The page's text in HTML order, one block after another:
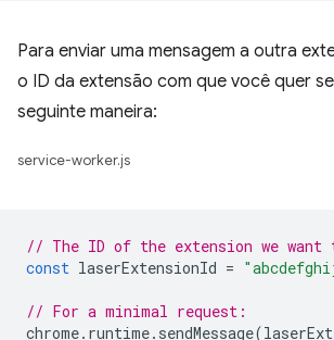
Para enviar uma mensagem a outra
o ID da extensão com que você quer
seguinte maneira:
service-worker.js
// The ID of the extension we
const laserExtensionId =
// For a minimal request:
chrome. runtime. sendMessage(